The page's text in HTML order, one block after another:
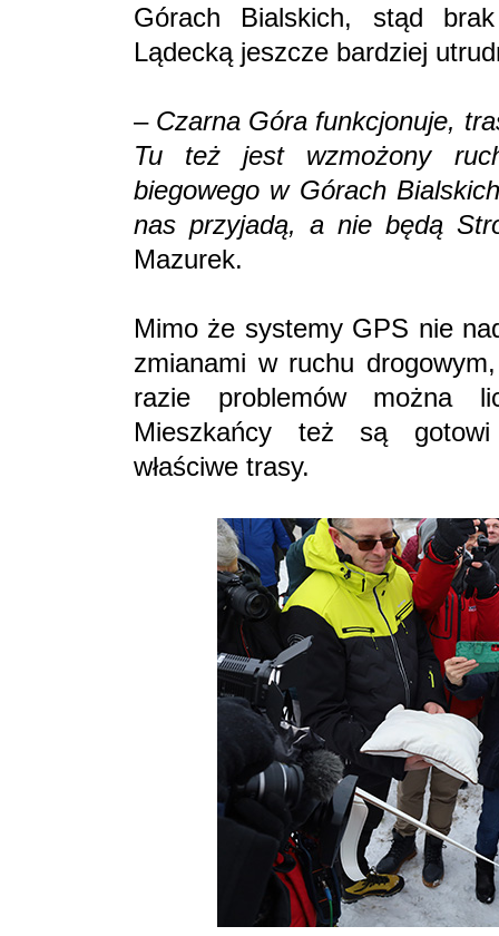
Górach Bialskich, stąd
Lądecką jeszcze bardziej
– Czarna Góra funkcjonuje,
Tu też jest wzmożony
biegowego w Górach
nas przyjadą, a nie będą
Mazurek.
Mimo że systemy GPS nie
zmianami w ruchu
razie problemów można
Mieszkańcy też są gotowi
właściwe trasy.